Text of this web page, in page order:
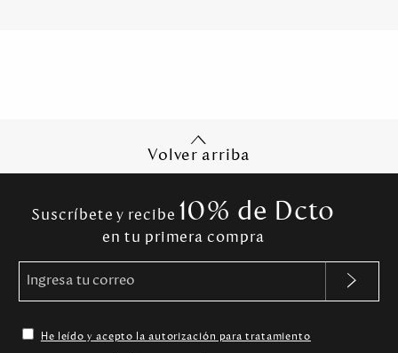
Volver arriba
Suscríbete y recibe 10% de Dcto
en tu primera compra
He leído y acepto la autorización para tratamiento